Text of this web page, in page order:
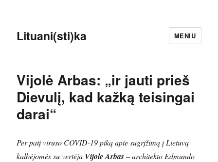
Lituani(sti)ka MENIU
Vijolė Arbas: „ir jauti prieš
Dievulį, kad kažką teisingai
darai“
Per patį viruso COVID-19 piką apie sugrįžimą į Lietuvą
kalbėjomės su vertėja Vijole Arbas– architekto Edmundo